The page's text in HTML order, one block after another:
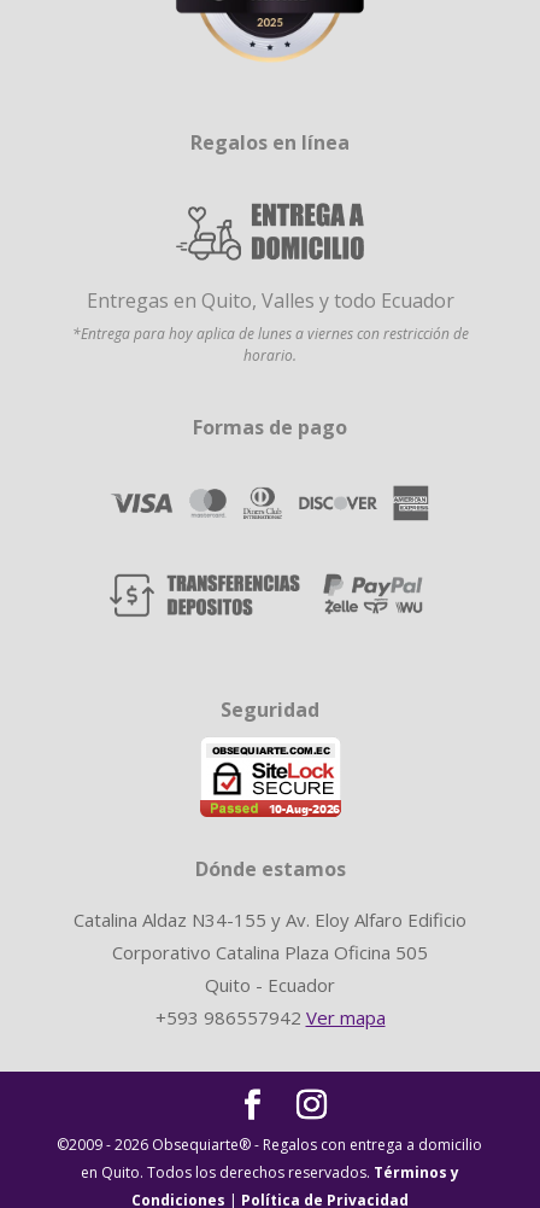
Regalos en línea
Entregas en Quito, Valles y todo Ecuador
*Entrega para hoy aplica de lunes a viernes con restricción de
horario.
Formas de pago
Seguridad
Dónde estamos
Catalina Aldaz N34-155 y Av. Eloy Alfaro Edificio
Corporativo Catalina Plaza Oficina 505
Quito - Ecuador
+593 986557942 Ver mapa
©2009 - 2026 Obsequiarte® - Regalos con entrega a domicilio
en Quito. Todos los derechos reservados. Términos y
Condiciones | Política de Privacidad